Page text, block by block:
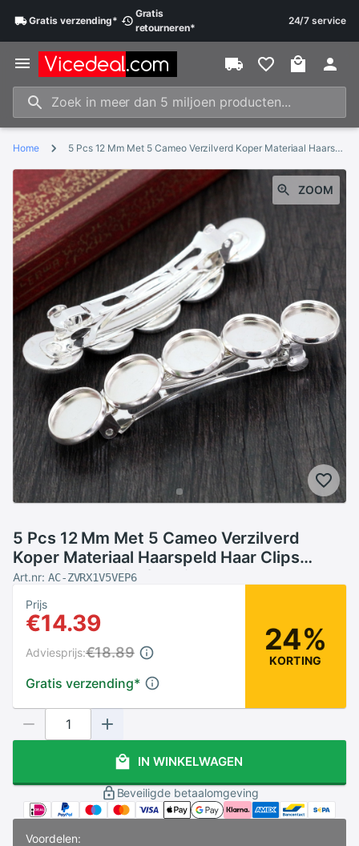
Gratisverzending*
Gratis
retourneren*
24/7 service
Home 5 Pcs 12 Mm Met 5 Cameo Verzilverd Koper Materiaal Haarspeld Haar Clips Haarspeld Basisafstelling Cabochon cameo J6-02
ZOOM
5 Pcs 12 Mm Met 5 Cameo Verzilverd
Koper Materiaal Haarspeld Haar Clips
Haarspeld Basisafstelling Cabochon
cameo J6-02
Art.nr: AC-ZVRX1V5VEP6
Prijs
€14.39
Gratis verzending*
Adviesprijs:€18.89 24%
KORTING
IN WINKELWAGEN
Beveiligde betaalomgeving
Voordelen: